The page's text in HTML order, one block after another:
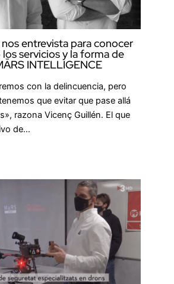
entrevista para conocer
servicios y la forma de
INTELLIGENCE
con la delincuencia, pero
que evitar que pase allá
razona Vicenç Guillén. El que
de…